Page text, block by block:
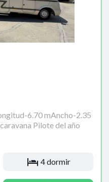
6.70 mAncho-2.35
Pilote del año
4 dormir